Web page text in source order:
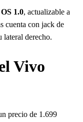
1.0, actualizable a
cuenta con jack de
lateral derecho.
Vivo
precio de 1.699